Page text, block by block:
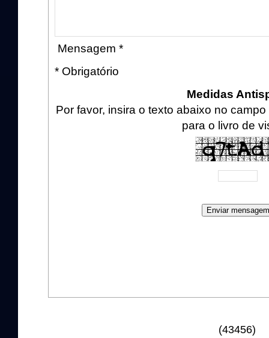
Mensagem *
* Obrigatório
Medidas
Por favor, insira o texto abaixo no
para o livro de
(43456)